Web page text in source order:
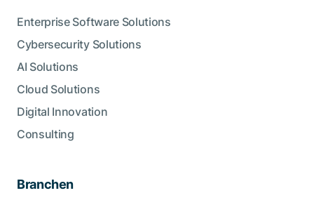
Enterprise Software Solutions
Cybersecurity Solutions
AI Solutions
Cloud Solutions
Digital Innovation
Consulting
Branchen